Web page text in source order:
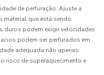
de perfuração. Ajuste a
material que está sendo
duros podem exigir velocidades
podem ser perfurados em
adequada não apenas
risco de superaquecimento e